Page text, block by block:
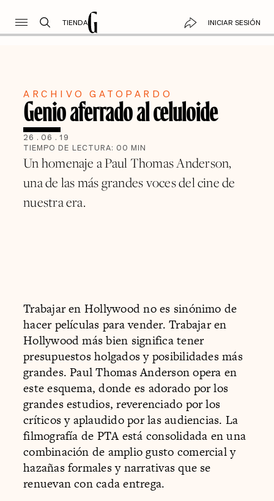
TIENDA INICIAR SESIÓN
ARCHIVO GATOPARDO
Genio aferrado al celuloide
26 . 06 . 19
TIEMPO DE LECTURA: 00 MIN
Un homenaje a Paul Thomas Anderson,
una de las más grandes voces del cine de
nuestra era.
Trabajar en Hollywood no es sinónimo de
hacer películas para vender. Trabajar en
Hollywood más bien significa tener
presupuestos holgados y posibilidades más
grandes. Paul Thomas Anderson opera en
este esquema, donde es adorado por los
grandes estudios, reverenciado por los
críticos y aplaudido por las audiencias. La
filmografía de PTA está consolidada en una
combinación de amplio gusto comercial y
hazañas formales y narrativas que se
renuevan con cada entrega.